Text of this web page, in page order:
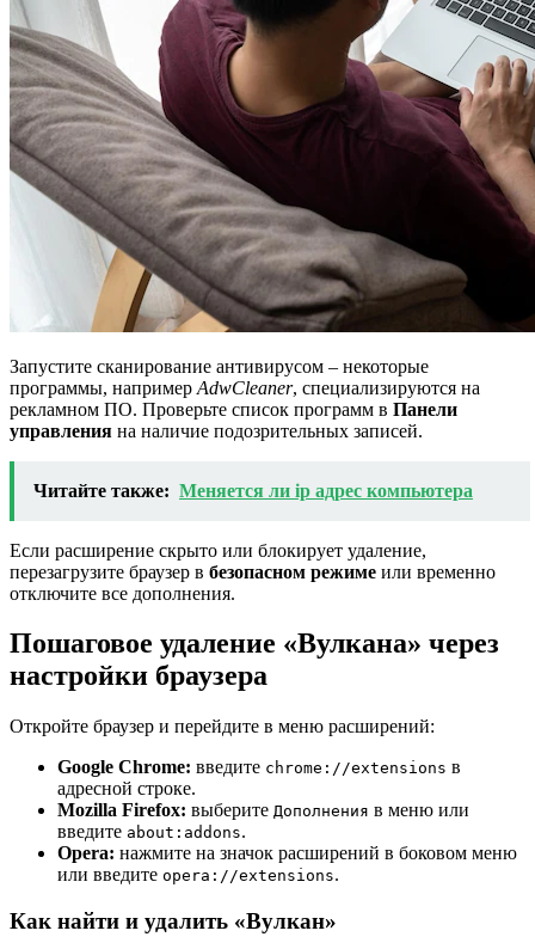
Запустите сканирование антивирусом – некоторые
программы, например AdwCleaner, специализируются на
рекламном ПО. Проверьте список программ в Панели
управления на наличие подозрительных записей.
Читайте также: Меняется ли ip адрес компьютера
Если расширение скрыто или блокирует удаление,
перезагрузите браузер в безопасном режиме или временно
отключите все дополнения.
Пошаговое удаление «Вулкана» через
настройки браузера
Откройте браузер и перейдите в меню расширений:
Google Chrome: введите chrome://extensions в
адресной строке.
Mozilla Firefox: выберите Дополнения в меню или
введите about:addons.
Opera: нажмите на значок расширений в боковом меню
или введите opera://extensions.
Как найти и удалить «Вулкан»